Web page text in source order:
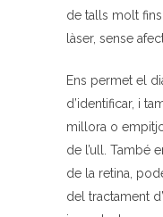
de talls molt
làser, sense
Ens permet el
d’identificar, i
millora o
de l’ull. També
de la retina,
del tractament